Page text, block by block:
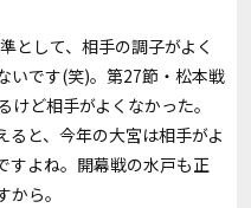
として、相手の調子がよく
いです(笑)。第27節・松本戦
ど相手がよくなかった。
ると、今年の大宮は相手がよ
すよね。開幕戦の水戸も正
ら。